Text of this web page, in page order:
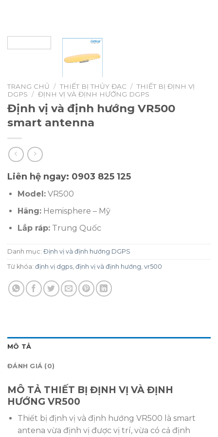
TRANG CHỦ / THIẾT BỊ THỦY ĐẠC / THIẾT BỊ ĐỊNH VỊ
DGPS / ĐỊNH VỊ VÀ ĐỊNH HƯỚNG DGPS
Định vị và định hướng VR500
smart antenna
Liên hệ ngay: 0903 825 125
Model:VR500
Hãng:Hemisphere – Mỹ
Lắp ráp:Trung Quốc
Danh mục: Định vị và định hướng DGPS
Từ khóa: định vị dgps, định vị và định hướng, vr500
MÔ TẢ
ĐÁNH GIÁ (0)
MÔ TẢ THIẾT BỊ ĐỊNH VỊ VÀ ĐỊNH
HƯỚNG VR500
Thiết bị định vị và định hướng VR500 là smart
antena vừa định vị được vị trí, vừa có cả định